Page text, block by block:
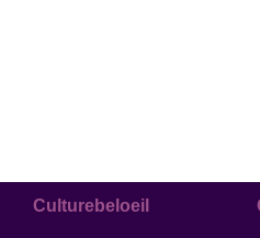
Culturebeloeil